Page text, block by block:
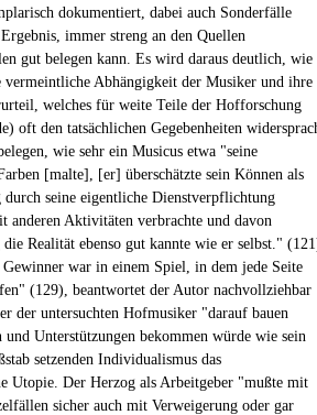
dokumentiert, dabei auch Sonderfälle
immer streng an den Quellen
gut belegen kann. Es wird daraus deutlich, wie
Abhängigkeit der Musiker und ihre
welches für weite Teile der Hofforschung
oft den tatsächlichen Gegebenheiten
wie sehr ein Musicus etwa "seine
[malte], [er] überschätzte sein Können als
seine eigentliche Dienstverpflichtung
anderen Aktivitäten verbrachte und davon
Realität ebenso gut kannte wie er selbst."
war in einem Spiel, in dem jede Seite
(129), beantwortet der Autor nachvollziehbar
der untersuchten Hofmusiker "darauf bauen
Unterstützungen bekommen würde wie sein
setzenden Individualismus das
Utopie. Der Herzog als Arbeitgeber "mußte mit
sicher auch mit Verweigerung oder gar